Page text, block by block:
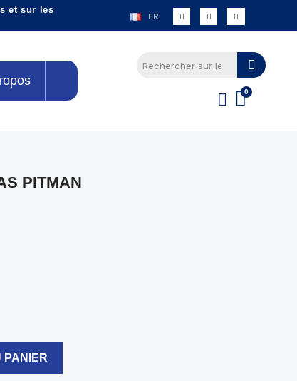
et sur les
FR
PITMAN
PANIER